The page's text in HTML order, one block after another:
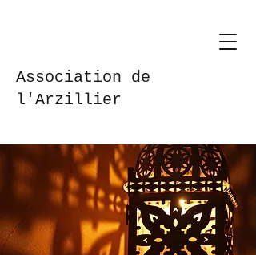
Association de
l'Arzillier